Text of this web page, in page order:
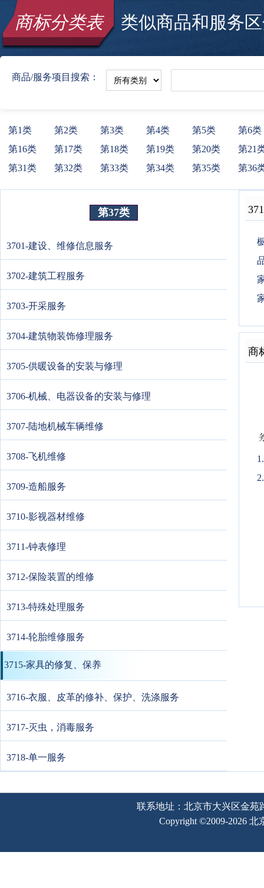
商标分类表类似商品和服务区
商品/服务项目搜索：
第1类 第2类 第3类 第4类 第5类
第6类
第16类
第17类 第18类 第19类 第20类
第21
第31类
第32类 第33类 第34类 第35类 第36
第37类
3701-建设、维修信息服务
3702-建筑工程服务
3703-开采服务
3704-建筑物装饰修理服务
3705-供暖设备的安装与修理
3706-机械、电器设备的安装与修理
3707-陆地机械车辆维修
3708-飞机维修
3709-造船服务
3710-影视器材维修
3711-钟表修理
3712-保险装置的维修
3713-特殊处理服务
3714-轮胎维修服务
3715-家具的修复、保养
3716-衣服、皮革的修补、保护、洗涤服务
3717-灭虫，消毒服务
3718-单一服务
商
联系地址：北京市大兴区金苑
Copyright ©2009-2026 北